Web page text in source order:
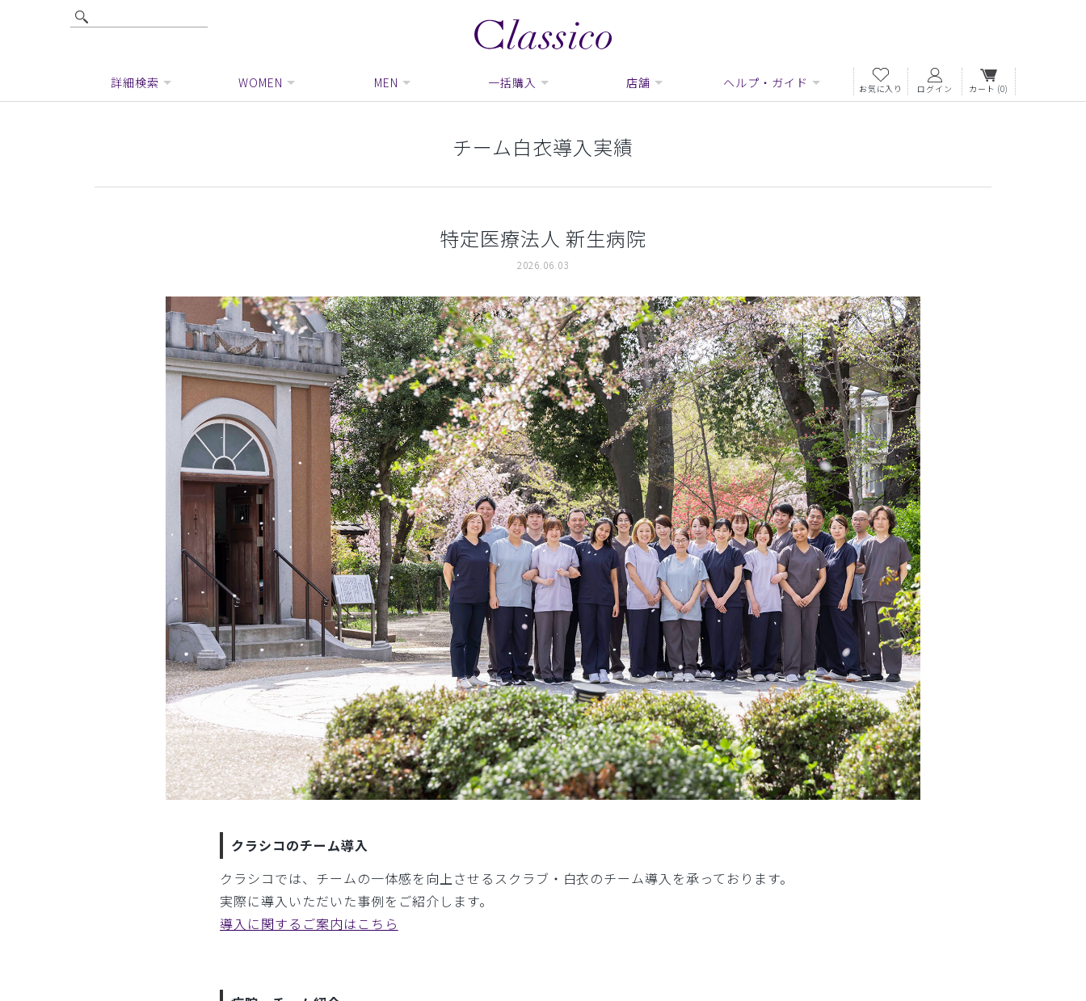
詳細検索 WOMEN MEN 一括購入 店舗 ヘルプ・ガイド お気に入り ログイン カート (0)
チーム白衣導入実績
特定医療法人 新生病院
2026.06.03
クラシコのチーム導入
クラシコでは、チームの一体感を向上させるスクラブ・白衣のチーム導入を承っております。
実際に導入いただいた事例をご紹介します。
導入に関するご案内はこちら